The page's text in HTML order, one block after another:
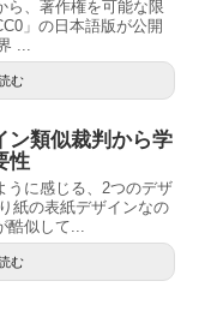
ら、著作権を可能な限
」の日本語版が公開
...
む
ン類似裁判から学
性
うに感じる、2つのデザ
紙の表紙デザインなの
酷似して...
む